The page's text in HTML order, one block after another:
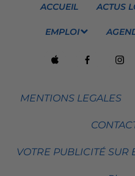
ACCUEIL ACTUS
EMPLOI
MENTIONS LEGALES
VOTRE PUBLICITÉ SUR